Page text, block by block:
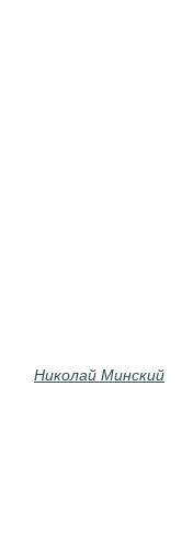
Николай Минский